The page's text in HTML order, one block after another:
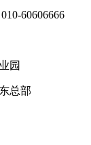
60606666
园
总部